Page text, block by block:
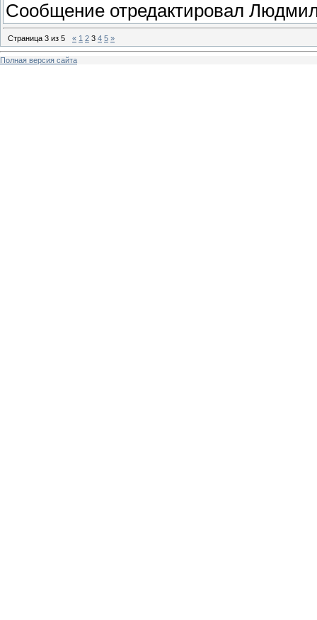
Сообщение отредактировал
Страница 3 из 5 « 1 2 3 4 5 »
Полная версия сайта